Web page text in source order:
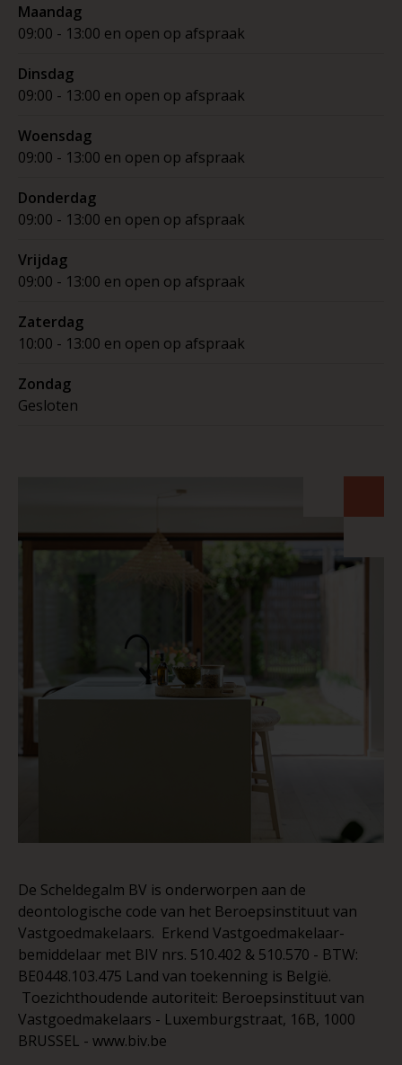
Maandag
09:00 - 13:00 en open op afspraak
Dinsdag
09:00 - 13:00 en open op afspraak
Woensdag
09:00 - 13:00 en open op afspraak
Donderdag
09:00 - 13:00 en open op afspraak
Vrijdag
09:00 - 13:00 en open op afspraak
Zaterdag
10:00 - 13:00 en open op afspraak
Zondag
Gesloten
De Scheldegalm BV is onderworpen aan de
deontologische code van het Beroepsinstituut van
Vastgoedmakelaars. Erkend Vastgoedmakelaar-
bemiddelaar met BIV nrs. 510.402 & 510.570 - BTW:
BE0448.103.475 Land van toekenning is België.
Toezichthoudende autoriteit: Beroepsinstituut van
Vastgoedmakelaars - Luxemburgstraat, 16B, 1000
BRUSSEL - www.biv.be